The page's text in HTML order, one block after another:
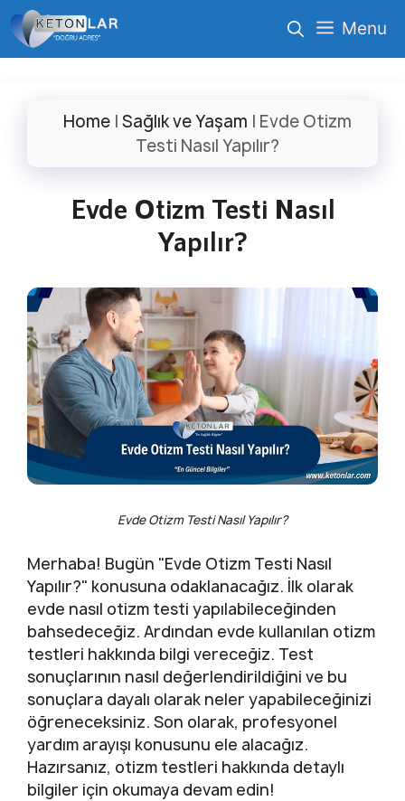
İçeriğe
atla
Menu
Home| Sağlık ve Yaşam | Evde Otizm
Testi Nasıl Yapılır?
Evde Otizm Testi Nasıl
Yapılır?
Evde Otizm Testi Nasıl Yapılır?
Merhaba! Bugün "Evde Otizm Testi Nasıl
Yapılır?" konusuna odaklanacağız. İlk olarak
evde nasıl otizm testi yapılabileceğinden
bahsedeceğiz. Ardından evde kullanılan otizm
testleri hakkında bilgi vereceğiz. Test
sonuçlarının nasıl değerlendirildiğini ve bu
sonuçlara dayalı olarak neler yapabileceğinizi
öğreneceksiniz. Son olarak, profesyonel
yardım arayışı konusunu ele alacağız.
Hazırsanız, otizm testleri hakkında detaylı
bilgiler için okumaya devam edin!